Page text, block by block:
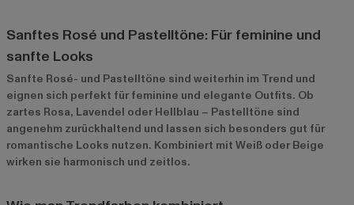
Sanftes Rosé und Pastelltöne: Für feminine und
sanfte Looks
Sanfte Rosé- und Pastelltöne sind weiterhin im Trend und
eignen sich perfekt für feminine und elegante Outfits. Ob
zartes Rosa, Lavendel oder Hellblau – Pastelltöne sind
angenehm zurückhaltend und lassen sich besonders gut für
romantische Looks nutzen. Kombiniert mit Weiß oder Beige
wirken sie harmonisch und zeitlos.